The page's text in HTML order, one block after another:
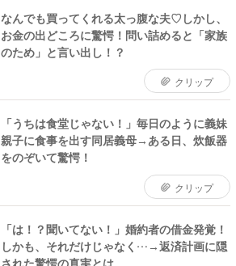
なんでも買ってくれる太っ腹な夫♡しかし、
お金の出どころに驚愕！問い詰めると「家族
のため」と言い出し！？
クリップ
「うちは食堂じゃない！」毎日のように義妹
親子に食事を出す同居義母→ある日、炊飯器
をのぞいて驚愕！
クリップ
「は！？聞いてない！」婚約者の借金発覚！
しかも、それだけじゃなく…→返済計画に隠
された驚愕の真実とは